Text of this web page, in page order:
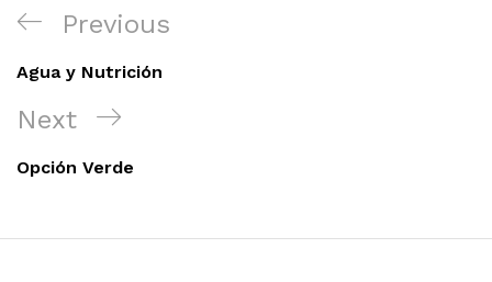
Previous
Agua y Nutrición
Next
Opción Verde
699.00
al carrito
L/h, con filtración Welltek WT-WFS600-4S
Leer más